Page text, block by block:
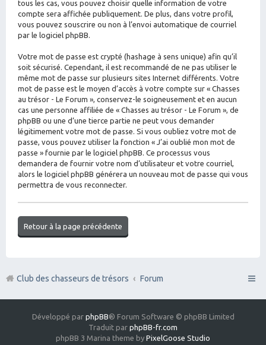
tous les cas, vous pouvez choisir quelle information de votre
compte sera affichée publiquement. De plus, dans votre profil,
vous pouvez souscrire ou non à l’envoi automatique de courriel
par le logiciel phpBB.
Votre mot de passe est crypté (hashage à sens unique) afin qu’il
soit sécurisé. Cependant, il est recommandé de ne pas utiliser le
même mot de passe sur plusieurs sites Internet différents. Votre
mot de passe est le moyen d’accès à votre compte sur « Chasses
au trésor - Le Forum », conservez-le soigneusement et en aucun
cas une personne affiliée de « Chasses au trésor - Le Forum », de
phpBB ou une d’une tierce partie ne peut vous demander
légitimement votre mot de passe. Si vous oubliez votre mot de
passe, vous pouvez utiliser la fonction « J’ai oublié mon mot de
passe » fournie par le logiciel phpBB. Ce processus vous
demandera de fournir votre nom d’utilisateur et votre courriel,
alors le logiciel phpBB générera un nouveau mot de passe qui vous
permettra de vous reconnecter.
Retour à la page précédente
Club des chasseurs de trésors Forum
Développé par phpBB® Forum Software © phpBB Limited
Traduit par phpBB-fr.com
phpBB 3 Marina theme by PixelGoose Studio